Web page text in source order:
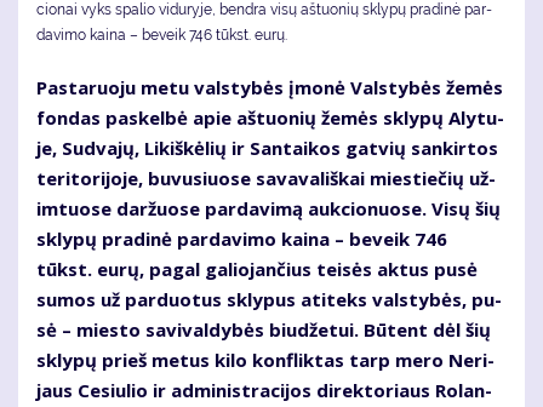
cio­nai vyks spa­lio vi­du­ry­je, ben­dra vi­sų aštuonių skly­pų pra­di­nė par­
da­vi­mo kai­na – be­veik 746 tūkst. eu­rų.
Pas­ta­ruo­ju me­tu vals­ty­bės įmo­nė Vals­ty­bės že­mės
fon­das pa­skel­bė apie aš­tuo­nių že­mės skly­pų Aly­tu­
je, Su­dva­jų, Li­kiš­kė­lių ir San­tai­kos gat­vių san­kir­tos
te­ri­to­ri­jo­je, bu­vu­siuo­se sa­va­va­liš­kai mies­tie­čių už­
im­tuo­se dar­žuo­se par­da­vi­mą auk­cio­nuo­se. Vi­sų šių
skly­pų pra­di­nė par­da­vi­mo kai­na – be­veik 746
tūkst. eu­rų, pa­gal ga­lio­jan­čius tei­sės ak­tus pu­sė
su­mos už par­duo­tus skly­pus ati­teks vals­ty­bės, pu­
sė – mies­to sa­vi­val­dy­bės biu­dže­tui. Bū­tent dėl šių
skly­pų prieš me­tus ki­lo kon­flik­tas tarp me­ro Ne­ri­
jaus Ce­siu­lio ir ad­mi­nist­ra­ci­jos di­rek­to­riaus Ro­lan­